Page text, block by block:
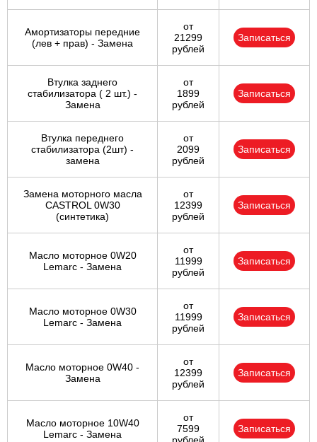
Амортизаторы передние
(лев + прав) - Замена
от
21299
рублей
Записаться
Втулка заднего
стабилизатора ( 2 шт.) -
Замена
от
1899
рублей
Записаться
Втулка переднего
стабилизатора (2шт) -
замена
от
2099
рублей
Записаться
Замена моторного масла
CASTROL 0W30
(синтетика)
от
12399
рублей
Записаться
Масло моторное 0W20
Lemarc - Замена
от
11999
рублей
Записаться
Масло моторное 0W30
Lemarc - Замена
от
11999
рублей
Записаться
Масло моторное 0W40 -
Замена
от
12399
рублей
Записаться
Масло моторное 10W40
Lemarc - Замена
от
7599
Записаться